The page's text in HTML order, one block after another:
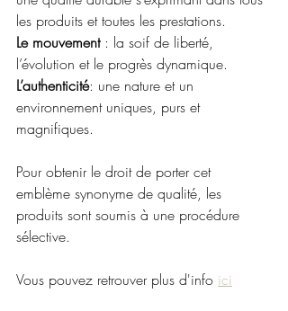
les produits et toutes les prestations.
Le mouvement : la soif de liberté,
l’évolution et le progrès dynamique.
L’authenticité: une nature et un
environnement uniques, purs et
magnifiques.
Pour obtenir le droit de porter cet
emblème synonyme de qualité, les
produits sont soumis à une procédure
sélective.
Vous pouvez retrouver plus d'info ici